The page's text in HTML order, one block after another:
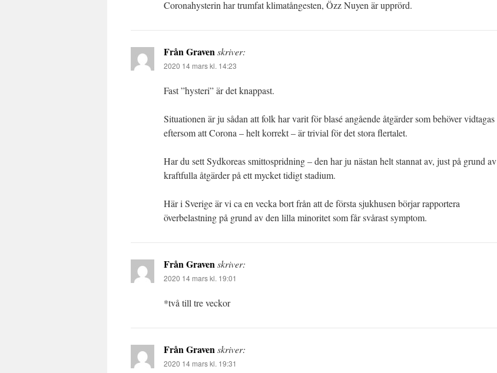
Coronahysterin har trumfat klimatångesten, Özz Nuyen är upprörd.
Från Gravenskriver:
2020 14 mars kl. 14:23
Fast ”hysteri” är det knappast.
Situationen är ju sådan att folk har varit för blasé angående åtgärder som behöver vidtagas
eftersom att Corona – helt korrekt – är trivial för det stora flertalet.
Har du sett Sydkoreas smittospridning – den har ju nästan helt stannat av, just på grund av
kraftfulla åtgärder på ett mycket tidigt stadium.
Här i Sverige är vi ca en vecka bort från att de första sjukhusen börjar rapportera
överbelastning på grund av den lilla minoritet som får svårast symptom.
Från Gravenskriver:
2020 14 mars kl. 19:01
*två till tre veckor
Från Gravenskriver:
2020 14 mars kl. 19:31